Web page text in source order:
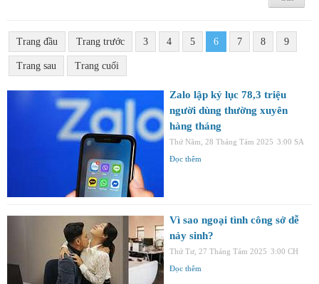
Trang đầu Trang trước 3 4 5 6 7 8 9
Trang sau Trang cuối
Zalo lập kỷ lục 78,3 triệu
người dùng thường xuyên
hàng tháng
Thứ Năm, 28 Tháng Tám 2025 3:00 SA
Đọc thêm
Vì sao ngoại tình công sở dễ
nảy sinh?
Thứ Tư, 27 Tháng Tám 2025 3:00 CH
Đọc thêm